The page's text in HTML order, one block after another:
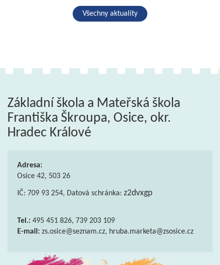
Všechny aktuality
Základní škola a Mateřská škola
Františka Škroupa, Osice, okr.
Hradec Králové
Adresa:
Osice 42, 503 26
IČ: 709 93 254, Datová schránka: z2dvxgp
Tel.: 495 451 826, 739 203 109
E-mail: zs.osice@seznam.cz, hruba.marketa@zsosice.cz